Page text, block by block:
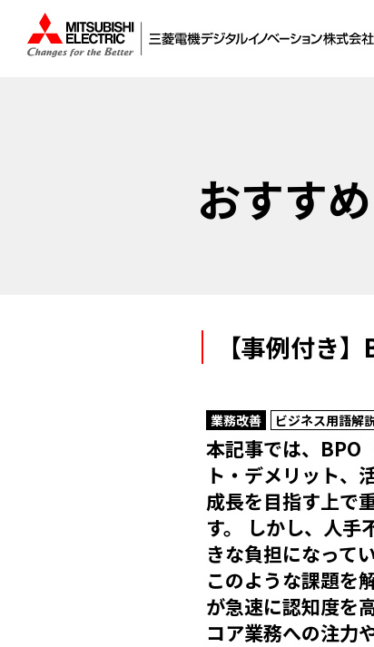
おすす
【事例付き
業務改善 ビジネス用語解
本記事では、BPO
ト・デメリット、
成長を目指す上で
す。 しかし、人手
きな負担になって
このような課題を
が急速に認知度を
コア業務への注力